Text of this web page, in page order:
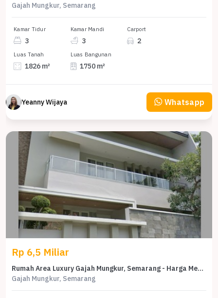
Gajah Mungkur, Semarang
Kamar Tidur
3
Kamar Mandi
3
Carport
2
Luas Tanah
1826 m²
Luas Bangunan
1750 m²
Yeanny Wijaya Whatsapp
Rp 6,5 Miliar
Rumah Area Luxury Gajah Mungkur, Semarang - Harga Menarik 6,5 Miliar
Gajah Mungkur, Semarang